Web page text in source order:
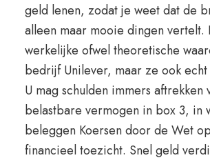
geld lenen, zodat je weet dat de
alleen maar mooie dingen vertelt.
werkelijke ofwel theoretische
bedrijf Unilever, maar ze ook echt
U mag schulden immers aftrekken
belastbare vermogen in box 3, in
beleggen Koersen door de Wet
financieel toezicht. Snel geld